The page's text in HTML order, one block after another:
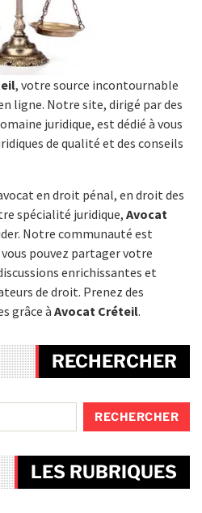
, votre source incontournable
ligne. Notre site, dirigé par des
juridique, est dédié à vous
de qualité et des conseils
en droit pénal, en droit des
spécialité juridique, Avocat
Notre communauté est
pouvez partager votre
enrichissantes et
de droit. Prenez des
grâce à Avocat Créteil.
RECHERCHER
LES RUBRIQUES